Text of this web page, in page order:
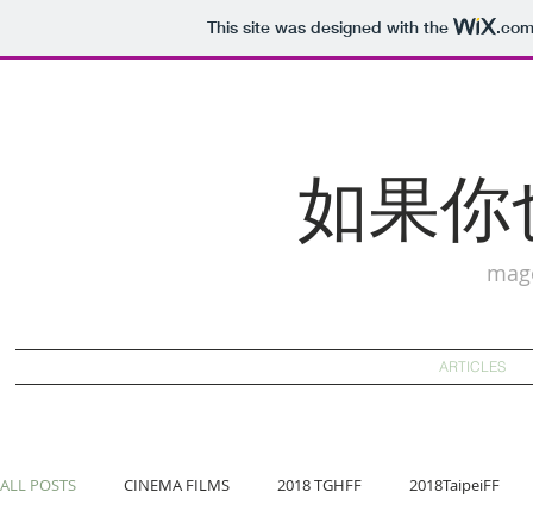
This site was designed with the .com
如果你
ARTICLES
ALL POSTS CINEMA FILMS 2018 TGHFF 2018TaipeiFF